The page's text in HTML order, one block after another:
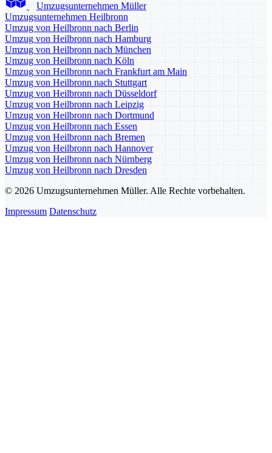
Umzugsunternehmen Müller
Umzugsunternehmen Heilbronn
Umzug von Heilbronn nach Berlin
Umzug von Heilbronn nach Hamburg
Umzug von Heilbronn nach München
Umzug von Heilbronn nach Köln
Umzug von Heilbronn nach Frankfurt am Main
Umzug von Heilbronn nach Stuttgart
Umzug von Heilbronn nach Düsseldorf
Umzug von Heilbronn nach Leipzig
Umzug von Heilbronn nach Dortmund
Umzug von Heilbronn nach Essen
Umzug von Heilbronn nach Bremen
Umzug von Heilbronn nach Hannover
Umzug von Heilbronn nach Nürnberg
Umzug von Heilbronn nach Dresden
© 2026 Umzugsunternehmen Müller. Alle Rechte vorbehalten.
Impressum Datenschutz